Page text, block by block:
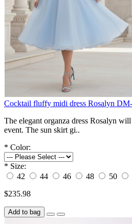
Cocktail fluffy midi dress Rosalyn
The elegant organza dress Rosalyn
event. The sun skirt gi..
* Color:
* Size:
42
44 46 48 50
$235.98
Add to bag